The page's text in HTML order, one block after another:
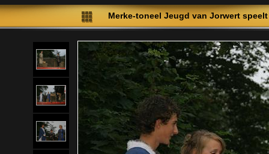
Merke-toneel Jeugd van Jorwert